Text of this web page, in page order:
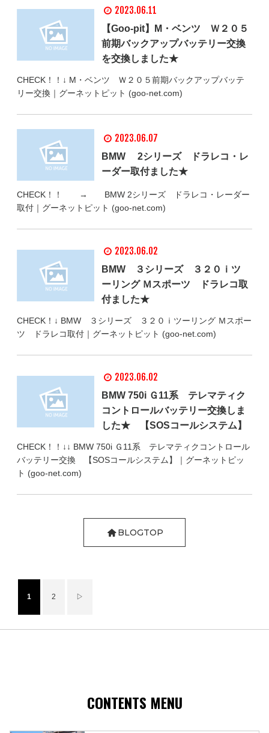
2023.06.11
【Goo-pit】M・ベンツ Ｗ２０５
前期バックアップバッテリー交換
を交換しました★
CHECK！！↓ M・ベンツ Ｗ２０５前期バックアップバッテ
リー交換｜グーネットピット (goo-net.com)
2023.06.07
BMW 2シリーズ ドラレコ・レ
ーダー取付ました★
CHECK！！ → BMW 2シリーズ ドラレコ・レーダー
取付｜グーネットピット (goo-net.com)
2023.06.02
BMW ３シリーズ ３２０ｉツ
ーリング Ｍスポーツ ドラレコ取
付ました★
CHECK！↓ BMW ３シリーズ ３２０ｉツーリング Ｍスポー
ツ ドラレコ取付｜グーネットピット (goo-net.com)
2023.06.02
BMW 750i Ｇ11系 テレマティク
コントロールバッテリー交換しま
した★ 【SOSコールシステム】
CHECK！！↓↓ BMW 750i Ｇ11系 テレマティクコントロール
バッテリー交換 【SOSコールシステム】｜グーネットピッ
ト (goo-net.com)
BLOGTOP
1 2 ▷
CONTENTS MENU